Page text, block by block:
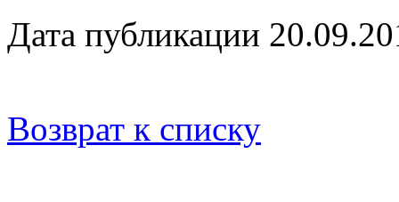
Дата публикации
Возврат к списку